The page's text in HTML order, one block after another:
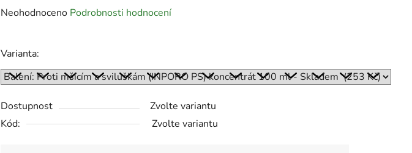
Průměrné
0,0
5
hvězdiček.
Neohodnoceno Podrobnosti hodnocení
Varianta:
Dostupnost
Zvolte variantu
Kód:
Zvolte variantu